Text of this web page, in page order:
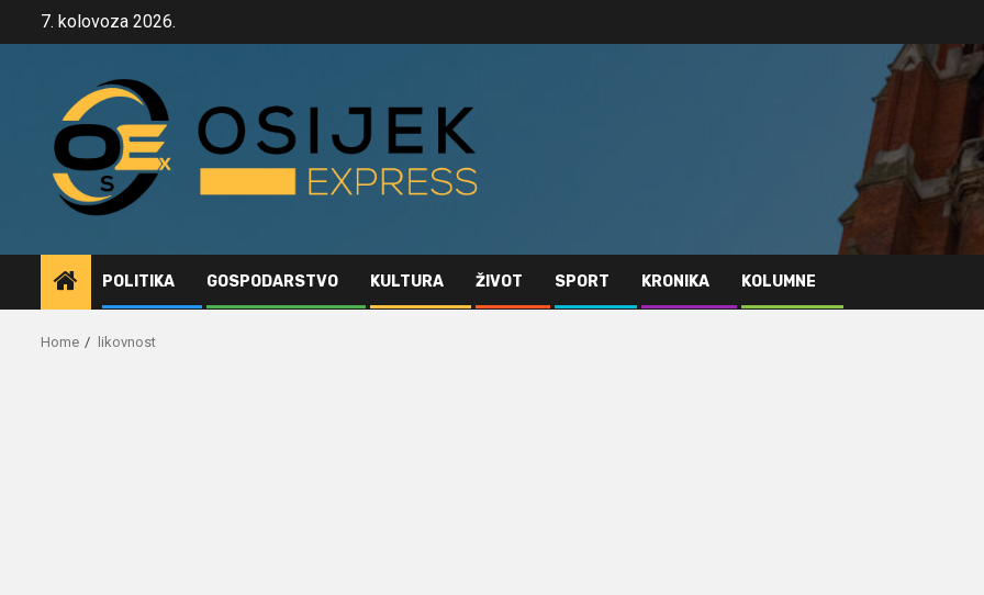
7. kolovoza 2026.
POLITIKA GOSPODARSTVO KULTURA ŽIVOT SPORT KRONIKA KOLUMNE
Home likovnost